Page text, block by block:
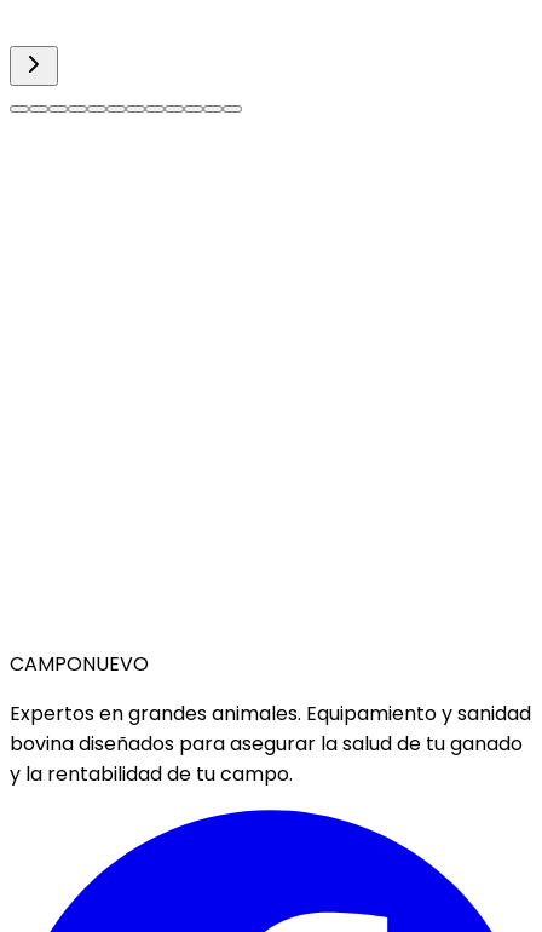
CAMPONUEVO
Expertos en grandes animales. Equipamiento y sanidad
bovina diseñados para asegurar la salud de tu ganado
y la rentabilidad de tu campo.